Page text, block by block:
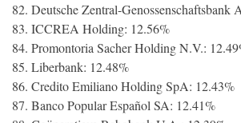
82. Deutsche Zentral-Genossenschaftsbank
83. ICCREA Holding: 12.56%
84. Promontoria Sacher Holding N.V.:
85. Liberbank: 12.48%
86. Credito Emiliano Holding SpA: 12.43%
87. Banco Popular Español SA: 12.41%